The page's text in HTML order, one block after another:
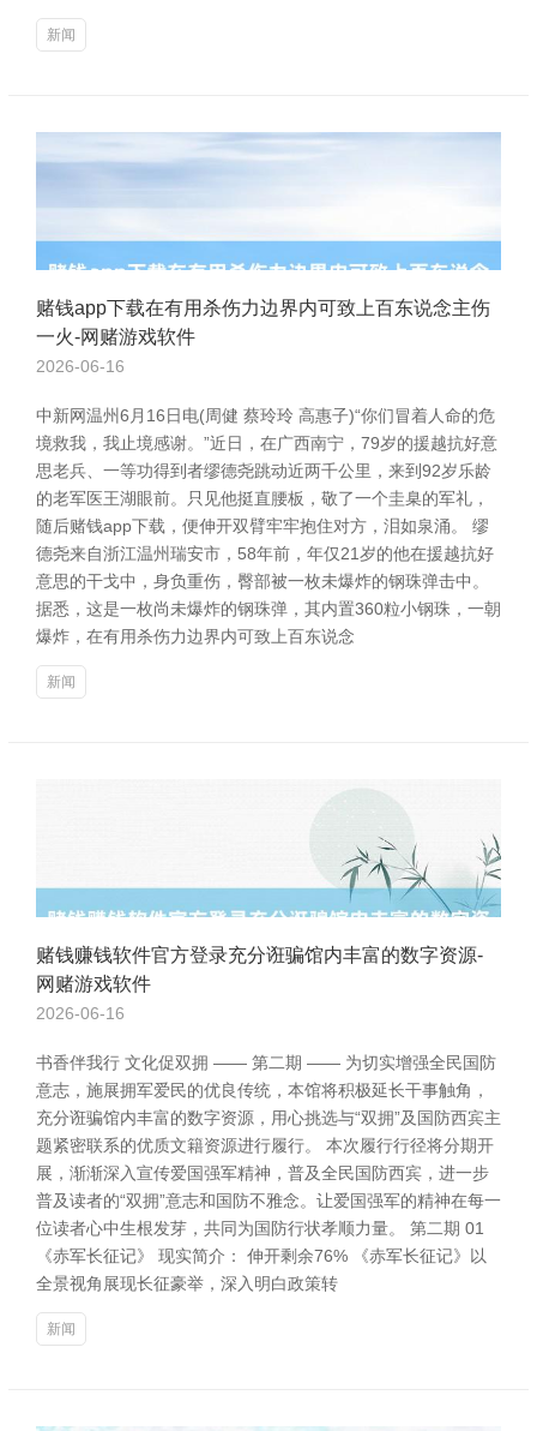
新闻
赌钱app下载在有用杀伤力边界内可致上百东说念主伤
一火-网赌游戏软件
2026-06-16
中新网温州6月16日电(周健 蔡玲玲 高惠子)“你们冒着人命的危
境救我，我止境感谢。”近日，在广西南宁，79岁的援越抗好意
思老兵、一等功得到者缪德尧跳动近两千公里，来到92岁乐龄
的老军医王湖眼前。只见他挺直腰板，敬了一个圭臬的军礼，
随后赌钱app下载，便伸开双臂牢牢抱住对方，泪如泉涌。 缪
德尧来自浙江温州瑞安市，58年前，年仅21岁的他在援越抗好
意思的干戈中，身负重伤，臀部被一枚未爆炸的钢珠弹击中。
据悉，这是一枚尚未爆炸的钢珠弹，其内置360粒小钢珠，一朝
爆炸，在有用杀伤力边界内可致上百东说念
新闻
赌钱赚钱软件官方登录充分诳骗馆内丰富的数字资源-
网赌游戏软件
2026-06-16
书香伴我行 文化促双拥 —— 第二期 —— 为切实增强全民国防
意志，施展拥军爱民的优良传统，本馆将积极延长干事触角，
充分诳骗馆内丰富的数字资源，用心挑选与“双拥”及国防西宾主
题紧密联系的优质文籍资源进行履行。 本次履行行径将分期开
展，渐渐深入宣传爱国强军精神，普及全民国防西宾，进一步
普及读者的“双拥”意志和国防不雅念。让爱国强军的精神在每一
位读者心中生根发芽，共同为国防行状孝顺力量。 第二期 01
《赤军长征记》 现实简介： 伸开剩余76% 《赤军长征记》以
全景视角展现长征豪举，深入明白政策转
新闻